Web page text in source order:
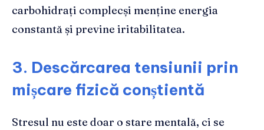
carbohidrați complecși menține energia
constantă și previne iritabilitatea.
3. Descărcarea tensiunii prin
mișcare fizică conștientă
Stresul nu este doar o stare mentală, ci se